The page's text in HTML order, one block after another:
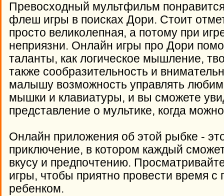
Превосходный мультфильм
флеш игры в поисках Дори. Стоит
просто великолепная, а потому при
неприязни. Онлайн игры про Дори
таланты, как логическое мышление,
также сообразительность и
малышу возможность управлять
мышки и клавиатуры, и вы сможете
представление о мультике, когда
Онлайн приложения об этой рыбке -
приключение, в котором каждый
вкусу и предпочтению.
игры, чтобы приятно провести время с
ребенком.